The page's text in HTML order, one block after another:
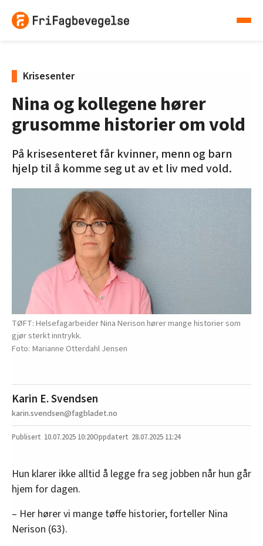
Krisesenter
Nina og kollegene hører
grusomme historier om vold
På krisesenteret får kvinner, menn og barn
hjelp til å komme seg ut av et liv med vold.
TØFT: Helsefagarbeider Nina Nerison hører mange historier som
gjør sterkt inntrykk.
Marianne Otterdahl Jensen
Karin E. Svendsen
karin.svendsen@fagbladet.no
10.07.2025 10:20 28.07.2025 11:24
Hun klarer ikke alltid å legge fra seg jobben når hun går
hjem for dagen.
– Her hører vi mange tøffe historier, forteller Nina
Nerison (63).